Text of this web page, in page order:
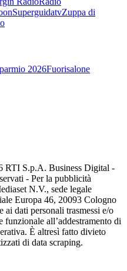
SuperguidatvZuppa di
2026Fuorisalone
RTI S.p.A. Business Digital -
- Per la pubblicità
N.V., sede legale
Europa 46, 20093 Cologno
ai dati personali trasmessi e/o
all’addestramento di
È altresì fatto divieto
di data scraping.